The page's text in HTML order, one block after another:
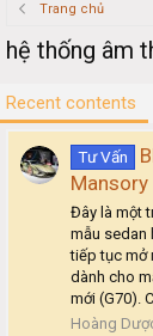
Trang chủ
hệ thống âm
Recent contents
Tư Vấn
Mansory
Đây là một
mẫu sedan
tiếp tục mở
dành cho
mới (G70).
Hoàng